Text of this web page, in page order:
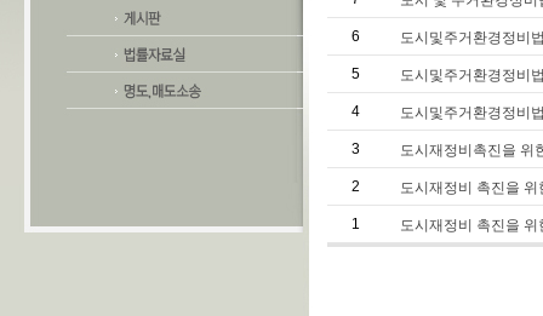
6 도시및주거환경정비
5 도시및주거환경정비
4 도시및주거환경정비
3 도시재정비촉진을 위
2 도시재정비 촉진을
1 도시재정비 촉진을